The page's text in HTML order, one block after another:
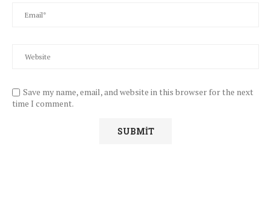
Save my name, email, and website in this browser for the next
time I comment.